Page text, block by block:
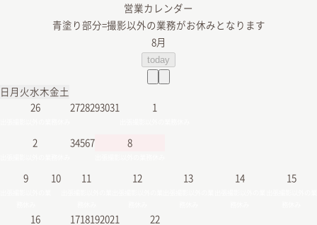
営業カレンダー
青塗り 部分=撮影以外の業務がお休みとなります
8月
today
日 月 火水木金土
26
2728293031 1
2 34567 8
9 10 11 12 13 14 15
16 1718192021 22